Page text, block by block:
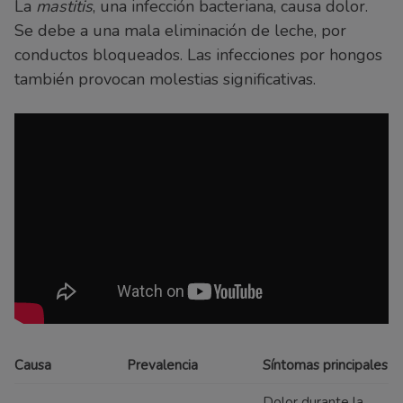
La mastitis, una infección bacteriana, causa dolor.
Se debe a una mala eliminación de leche, por
conductos bloqueados. Las infecciones por hongos
también provocan molestias significativas.
Causa Prevalencia Síntomas principales